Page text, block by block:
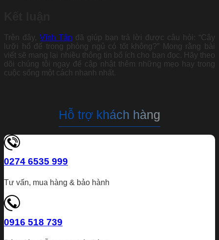
Trên đây, Vĩnh Tân đã giúp bạn trả lời được câu hỏi: “Cây
lưỡi hổ để trong phòng ngủ có tốt không?” Mong rằng bài
viết sẽ mang lại nhiều thông tin bổ ích cho bạn đọc. Hãy theo
dõi chúng tôi ngay để cập nhật thêm những mẹo hay trong
cuộc sống một cách nhanh nhất.
Hỗ trợ khách hàng
0274 6535 999
Tư vấn, mua hàng & bảo hành
0916 518 739